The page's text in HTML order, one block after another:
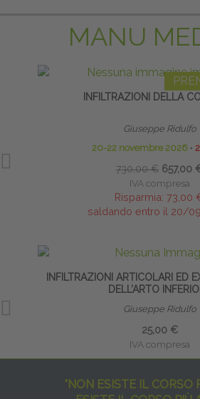
MANU
INFILTRAZIONI DELLA
Giuseppe Ridulfo
20-22 novembre 2026∙
730,00 € 657,00
IVA compresa
Risparmia: 73,00
saldando entro il 20/
INFILTRAZIONI ARTICOLARI ED
DELL’ARTO
Giuseppe Ridulfo
25,00 €
IVA compresa
"NON ESISTE IL CORSO